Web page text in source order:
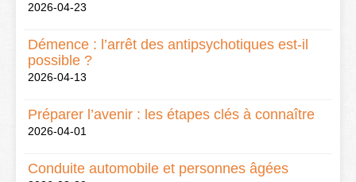
2026-04-23
Démence : l’arrêt des antipsychotiques est-il
possible ?
2026-04-13
Préparer l’avenir : les étapes clés à connaître
2026-04-01
Conduite automobile et personnes âgées